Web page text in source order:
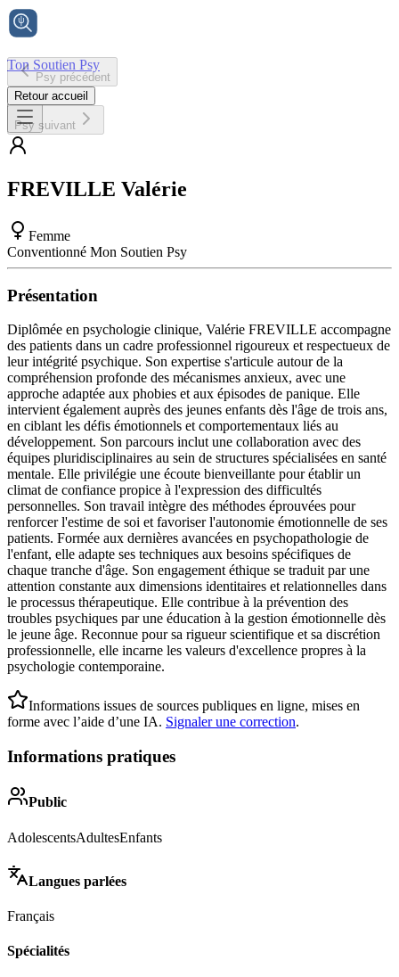
Ton Soutien Psy
Accueil
Psy précédent
Retour accueil
Psy suivant
FREVILLE Valérie
Femme
Conventionné Mon Soutien Psy
Présentation
Diplômée en psychologie clinique, Valérie FREVILLE accompagne
des patients dans un cadre professionnel rigoureux et respectueux de
leur intégrité psychique. Son expertise s'articule autour de la
compréhension profonde des mécanismes anxieux, avec une
approche adaptée aux phobies et aux épisodes de panique. Elle
intervient également auprès des jeunes enfants dès l'âge de trois ans,
en ciblant les défis émotionnels et comportementaux liés au
développement. Son parcours inclut une collaboration avec des
équipes pluridisciplinaires au sein de structures spécialisées en santé
mentale. Elle privilégie une écoute bienveillante pour établir un
climat de confiance propice à l'expression des difficultés
personnelles. Son travail intègre des méthodes éprouvées pour
renforcer l'estime de soi et favoriser l'autonomie émotionnelle de ses
patients. Formée aux dernières avancées en psychopathologie de
l'enfant, elle adapte ses techniques aux besoins spécifiques de
chaque tranche d'âge. Son engagement éthique se traduit par une
attention constante aux dimensions identitaires et relationnelles dans
le processus thérapeutique. Elle contribue à la prévention des
troubles psychiques par une éducation à la gestion émotionnelle dès
le jeune âge. Reconnue pour sa rigueur scientifique et sa discrétion
professionnelle, elle incarne les valeurs d'excellence propres à la
psychologie contemporaine.
Informations issues de sources publiques en ligne, mises en
forme avec l’aide d’une IA. Signaler une correction.
Informations pratiques
Public
AdolescentsAdultesEnfants
Langues parlées
Français
Spécialités